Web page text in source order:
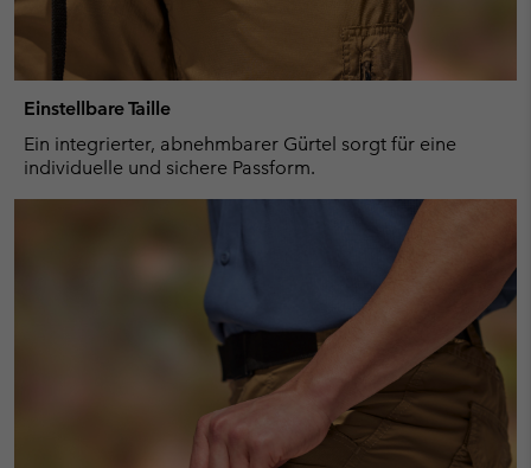
Einstellbare Taille
Ein integrierter, abnehmbarer Gürtel sorgt für eine
individuelle und sichere Passform.